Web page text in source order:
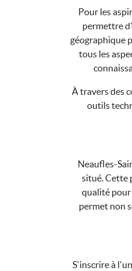
Pour les
permettre
géographique
tous les
À travers des
outils
Neaufles-
situé. Cette
qualité pour
permet non
S'inscrire à